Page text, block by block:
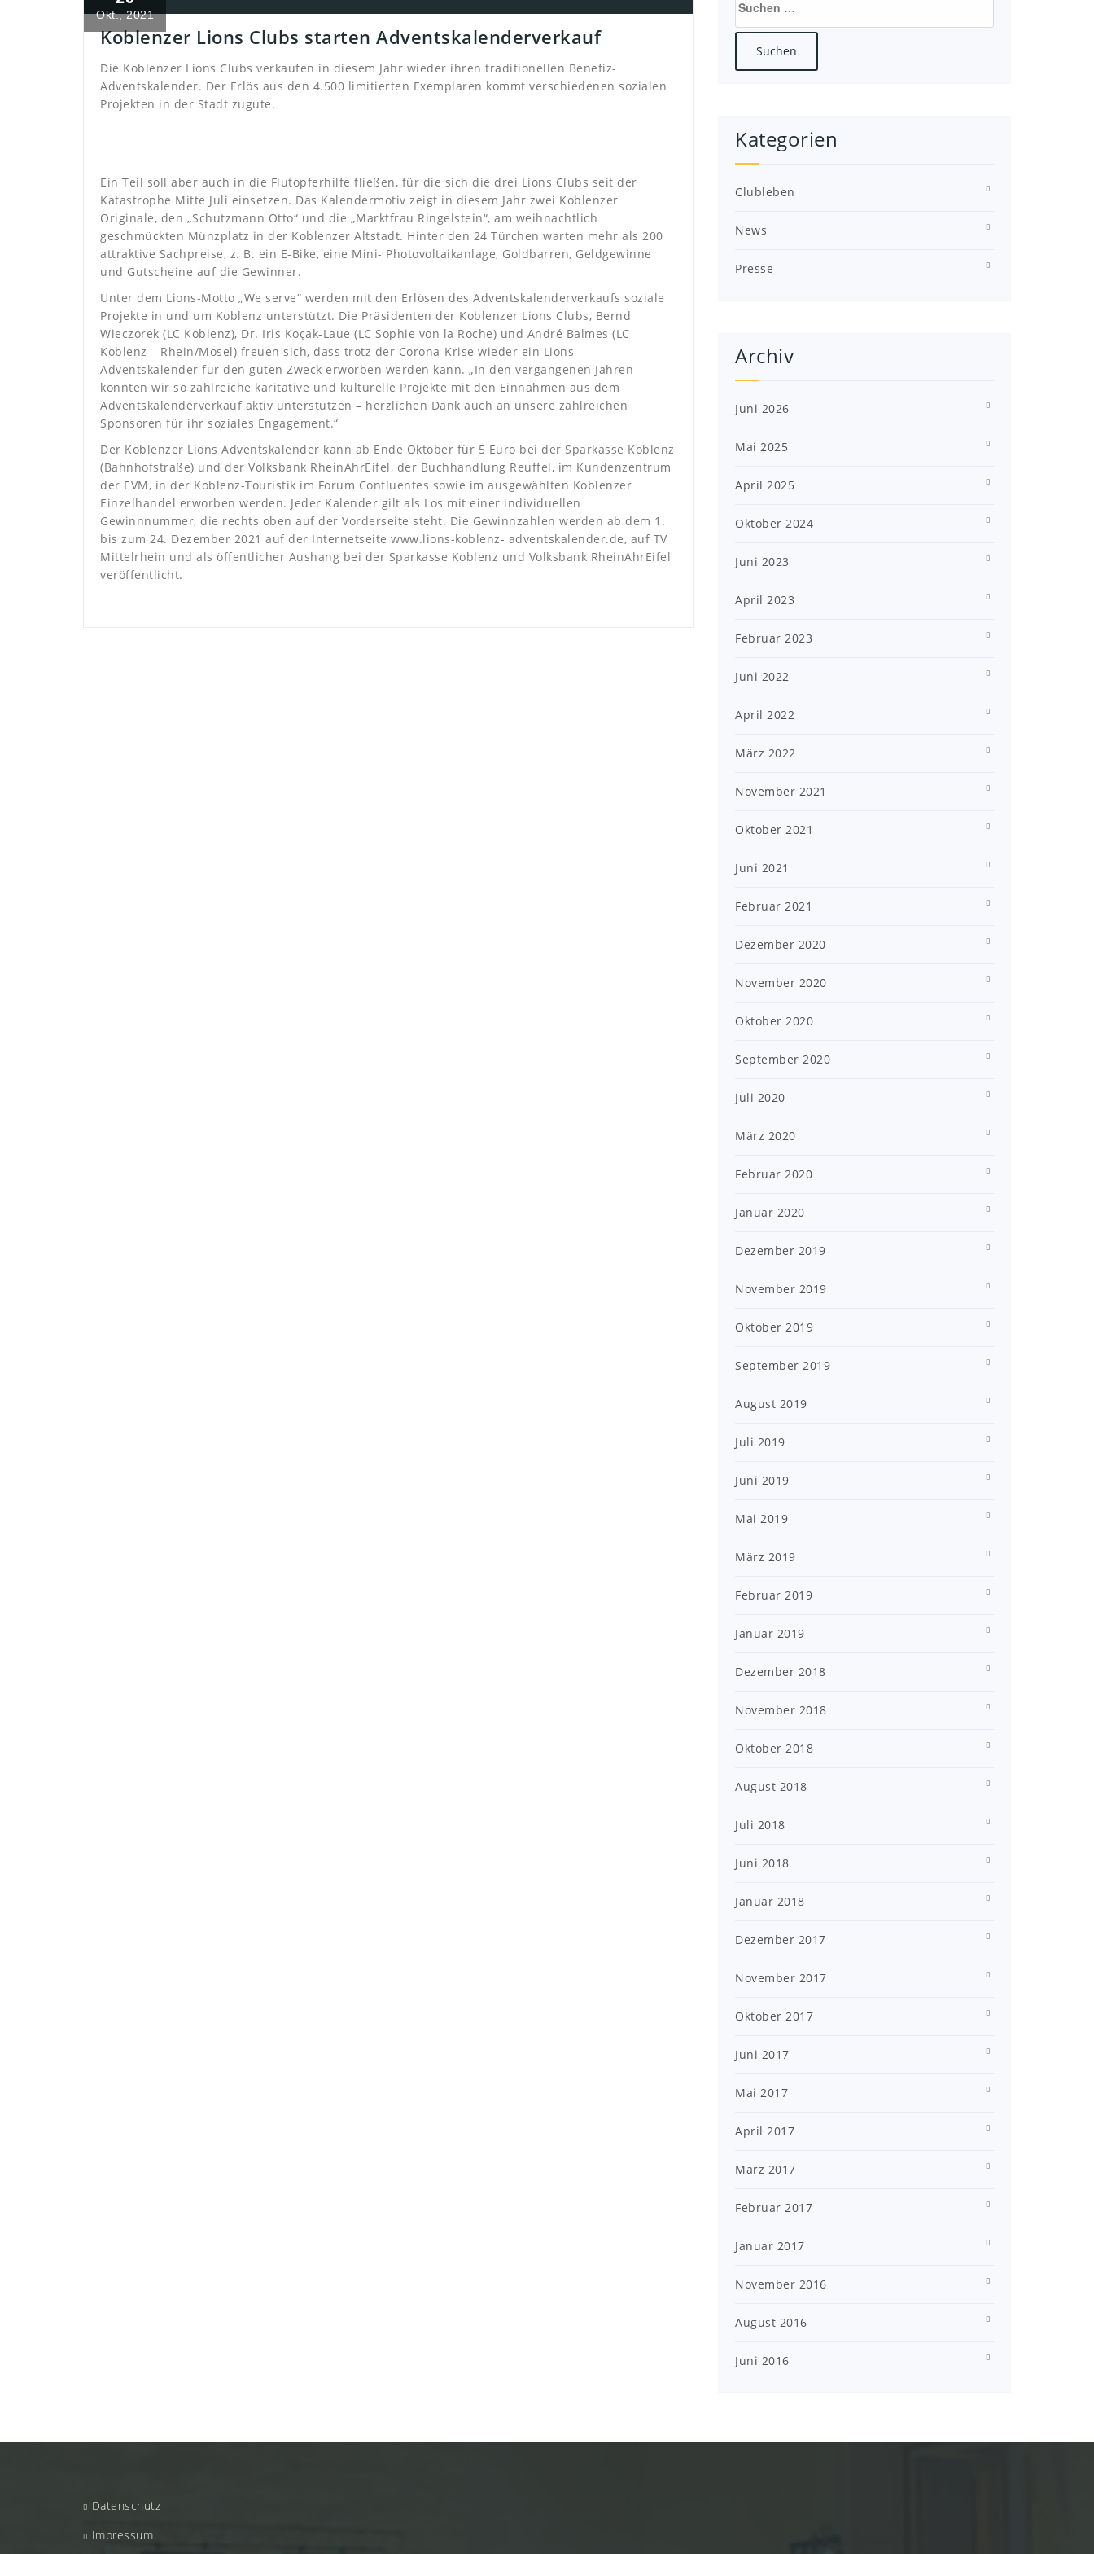
Okt., 2021
Koblenzer Lions Clubs starten Adventskalenderverkauf
Die Koblenzer Lions Clubs verkaufen in diesem Jahr wieder ihren traditionellen Benefiz-
Adventskalender. Der Erlös aus den 4.500 limitierten Exemplaren kommt verschiedenen sozialen
Projekten in der Stadt zugute.
Ein Teil soll aber auch in die Flutopferhilfe fließen, für die sich die drei Lions Clubs seit der
Katastrophe Mitte Juli einsetzen. Das Kalendermotiv zeigt in diesem Jahr zwei Koblenzer
Originale, den „Schutzmann Otto“ und die „Marktfrau Ringelstein“, am weihnachtlich
geschmückten Münzplatz in der Koblenzer Altstadt. Hinter den 24 Türchen warten mehr als 200
attraktive Sachpreise, z. B. ein E-Bike, eine Mini- Photovoltaikanlage, Goldbarren, Geldgewinne
und Gutscheine auf die Gewinner.
Unter dem Lions-Motto „We serve“ werden mit den Erlösen des Adventskalenderverkaufs soziale
Projekte in und um Koblenz unterstützt. Die Präsidenten der Koblenzer Lions Clubs, Bernd
Wieczorek (LC Koblenz), Dr. Iris Koçak-Laue (LC Sophie von la Roche) und André Balmes (LC
Koblenz – Rhein/Mosel) freuen sich, dass trotz der Corona-Krise wieder ein Lions-
Adventskalender für den guten Zweck erworben werden kann. „In den vergangenen Jahren
konnten wir so zahlreiche karitative und kulturelle Projekte mit den Einnahmen aus dem
Adventskalenderverkauf aktiv unterstützen – herzlichen Dank auch an unsere zahlreichen
Sponsoren für ihr soziales Engagement.“
Der Koblenzer Lions Adventskalender kann ab Ende Oktober für 5 Euro bei der Sparkasse Koblenz
(Bahnhofstraße) und der Volksbank RheinAhrEifel, der Buchhandlung Reuffel, im Kundenzentrum
der EVM, in der Koblenz-Touristik im Forum Confluentes sowie im ausgewählten Koblenzer
Einzelhandel erworben werden. Jeder Kalender gilt als Los mit einer individuellen
Gewinnnummer, die rechts oben auf der Vorderseite steht. Die Gewinnzahlen werden ab dem 1.
bis zum 24. Dezember 2021 auf der Internetseite www.lions-koblenz- adventskalender.de, auf TV
Mittelrhein und als öffentlicher Aushang bei der Sparkasse Koblenz und Volksbank RheinAhrEifel
veröffentlicht.
nach:
Kategorien
Clubleben
News
Presse
Archiv
Juni 2026
Mai 2025
April 2025
Oktober 2024
Juni 2023
April 2023
Februar 2023
Juni 2022
April 2022
März 2022
November 2021
Oktober 2021
Juni 2021
Februar 2021
Dezember 2020
November 2020
Oktober 2020
September 2020
Juli 2020
März 2020
Februar 2020
Januar 2020
Dezember 2019
November 2019
Oktober 2019
September 2019
August 2019
Juli 2019
Juni 2019
Mai 2019
März 2019
Februar 2019
Januar 2019
Dezember 2018
November 2018
Oktober 2018
August 2018
Juli 2018
Juni 2018
Januar 2018
Dezember 2017
November 2017
Oktober 2017
Juni 2017
Mai 2017
April 2017
März 2017
Februar 2017
Januar 2017
November 2016
August 2016
Juni 2016
Datenschutz
Impressum